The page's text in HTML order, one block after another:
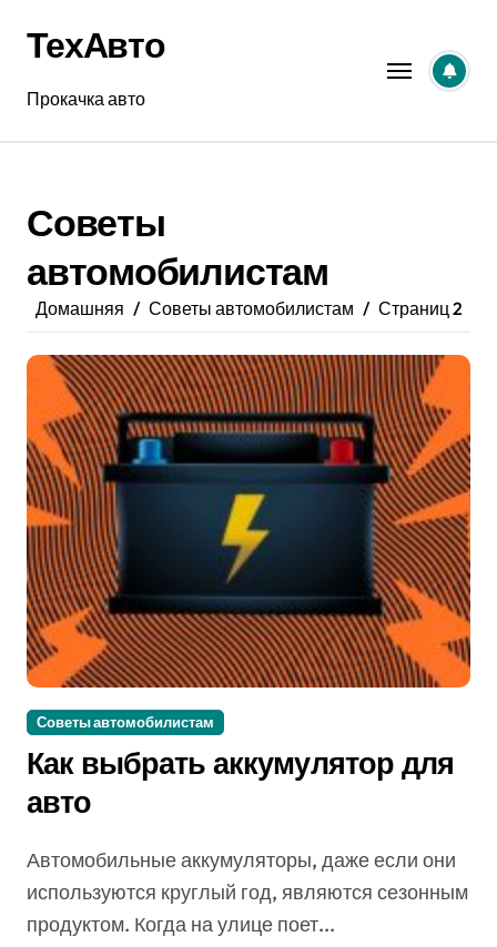
содержанию
ТехАвто
Прокачка авто
Советы
автомобилистам
Домашняя Советы автомобилистам Страниц 2
Советы автомобилистам
Как выбрать аккумулятор для
авто
Автомобильные аккумуляторы, даже если они
используются круглый год, являются сезонным
продуктом. Когда на улице поет...